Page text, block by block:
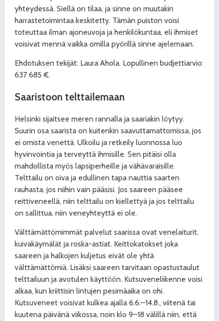
yhteydessä. Siellä on tilaa, ja sinne on muutakin
harrastetoimintaa keskitetty. Tämän puiston voisi
toteuttaa ilman ajoneuvoja ja henkilökuntaa, eli ihmiset
voisivat mennä vaikka omilla pyörillä sinne ajelemaan.
Ehdotuksen tekijät: Laura Ahola. Lopullinen budjettiarvio:
637 685 €.
Saaristoon telttailemaan
Helsinki sijaitsee meren rannalla ja saariakin löytyy.
Suurin osa saarista on kuitenkin saavuttamattomissa, jos
ei omista venettä. Ulkoilu ja retkeily luonnossa luo
hyvinvointia ja terveyttä ihmisille. Sen pitäisi olla
mahdollista myös lapsiperheille ja vähävaraisille.
Telttailu on oiva ja edullinen tapa nauttia saarten
rauhasta, jos niihin vain pääsisi. Jos saareen pääsee
reittiveneellä, niin telttailu on kiellettyä ja jos telttailu
on sallittua, niin veneyhteyttä ei ole.
Välttämättömimmät palvelut saarissa ovat venelaiturit,
kuivakäymälät ja roska-astiat. Keittokatokset joka
saareen ja halkojen kuljetus eivät ole yhtä
välttämättömiä. Lisäksi saareen tarvitaan opastustaulut
telttailuun ja avotulen käyttöön. Kutsuveneliikenne voisi
alkaa, kun kriittisin lintujen pesimäaika on ohi.
Kutsuveneet voisivat kulkea ajalla 6.6.–14.8., viitenä tai
kuutena päivänä viikossa, noin klo 9–18 välillä niin, että